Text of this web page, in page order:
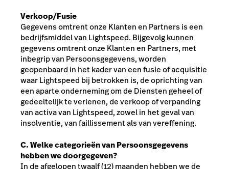
Verkoop/Fusie
Gegevens omtrent onze Klanten en Partners is een
bedrijfsmiddel van Lightspeed. Bijgevolg kunnen
gegevens omtrent onze Klanten en Partners, met
inbegrip van Persoonsgegevens, worden
geopenbaard in het kader van een fusie of acquisitie
waar Lightspeed bij betrokken is, de oprichting van
een aparte onderneming om de Diensten geheel of
gedeeltelijk te verlenen, de verkoop of verpanding
van activa van Lightspeed, zowel in het geval van
insolventie, van faillissement als van vereffening.
C. Welke categorieën van Persoonsgegevens
hebben we doorgegeven?
In de afgelopen twaalf (12) maanden hebben we de